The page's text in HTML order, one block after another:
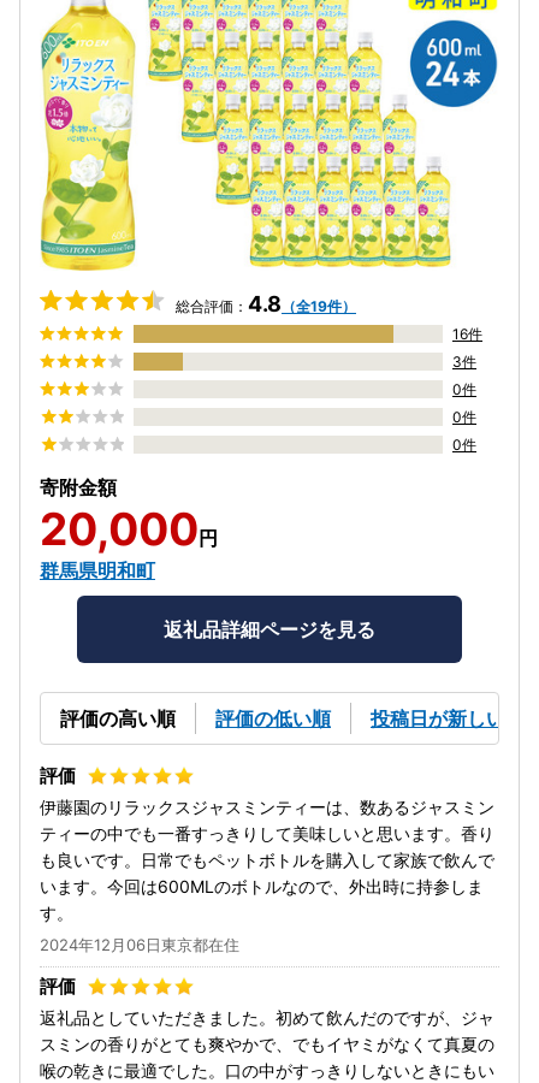
総合評価： 4.8 （全19件）
16件
3件
0件
0件
0件
寄附金額
20,000円
群馬県明和町
返礼品詳細ページを見る
評価の高い順 評価の低い順 投稿日が新しい順
伊藤園のリラックスジャスミンティーは、数あるジャスミン
ティーの中でも一番すっきりして美味しいと思います。香り
も良いです。日常でもペットボトルを購入して家族で飲んで
います。今回は600MLのボトルなので、外出時に持参しま
す。
2024年12月06日東京都在住
返礼品としていただきました。初めて飲んだのですが、ジャ
スミンの香りがとても爽やかで、でもイヤミがなくて真夏の
喉の乾きに最適でした。口の中がすっきりしないときにもい